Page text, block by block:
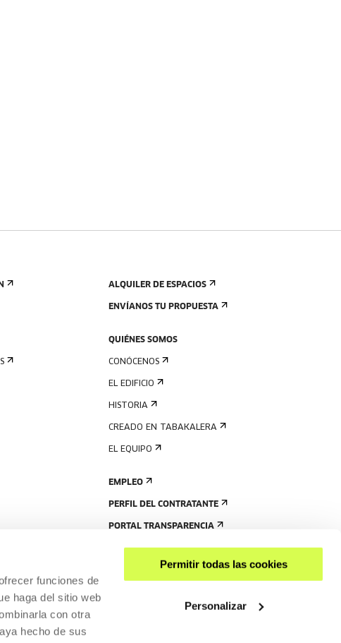
funciones de
haga del sitio web
con otra
hecho de sus
Permitir todas las cookies
Personalizar
ALQUILER DE ESPACIOS
ENVÍANOS TU PROPUESTA
QUIÉNES SOMOS
CONÓCENOS
EL EDIFICIO
HISTORIA
CREADO EN TABAKALERA
EL EQUIPO
EMPLEO
PERFIL DEL CONTRATANTE
PORTAL TRANSPARENCIA